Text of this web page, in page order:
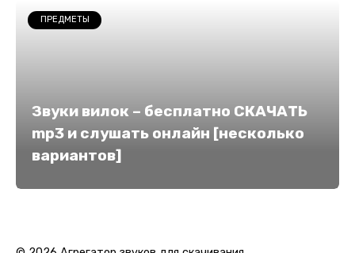
ПРЕДМЕТЫ
Звуки вилок – бесплатно СКАЧАТЬ
mp3 и слушать онлайн [несколько
вариантов]